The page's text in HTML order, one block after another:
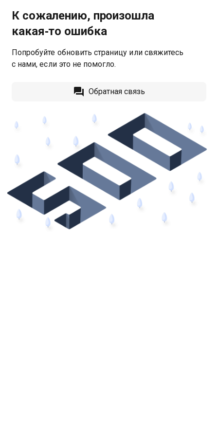
К сожалению, произошла
какая‑то ошибка
Попробуйте обновить страницу или свяжитесь
с нами, если это не помогло.
Обратная связь